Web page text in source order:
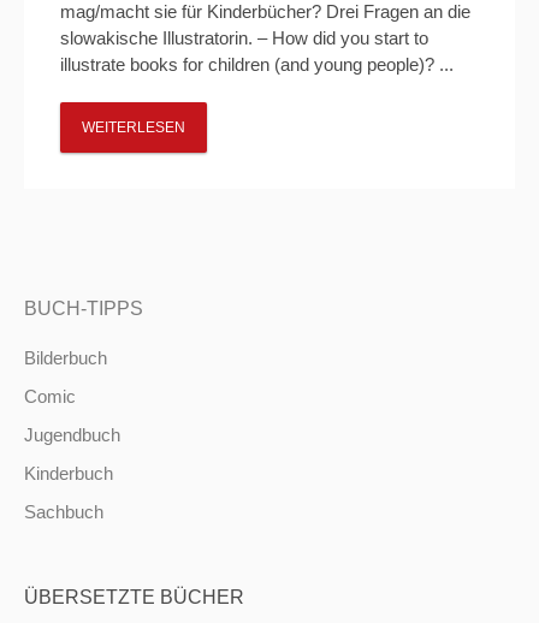
mag/macht sie für Kinderbücher? Drei Fragen an die
slowakische Illustratorin. – How did you start to
illustrate books for children (and young people)? ...
WEITERLESEN
BUCH-TIPPS
Bilderbuch
Comic
Jugendbuch
Kinderbuch
Sachbuch
ÜBERSETZTE BÜCHER